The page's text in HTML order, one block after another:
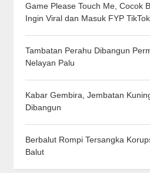
Game Please Touch Me, Cocok
Ingin Viral dan Masuk FYP TikTok
Tambatan Perahu Dibangun
Nelayan Palu
Kabar Gembira, Jembatan
Dibangun
Berbalut Rompi Tersangka
Balut